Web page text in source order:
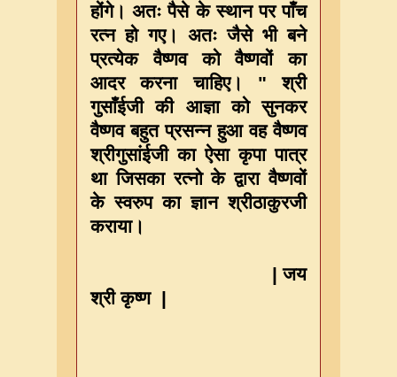
होंगे। अतः पैसे के स्थान पर पाँच
रत्न हो गए। अतः जैसे भी बने
प्रत्येक वैष्णव को वैष्णवों का
आदर करना चाहिए। " श्री
गुसाँईजी की आज्ञा को सुनकर
वैष्णव बहुत प्रसन्न हुआ वह वैष्णव
श्रीगुसांईजी का ऐसा कृपा पात्र
था जिसका रत्नो के द्वारा वैष्णवों
के स्वरुप का ज्ञान श्रीठाकुरजी
कराया।
|जय
श्री कृष्ण |